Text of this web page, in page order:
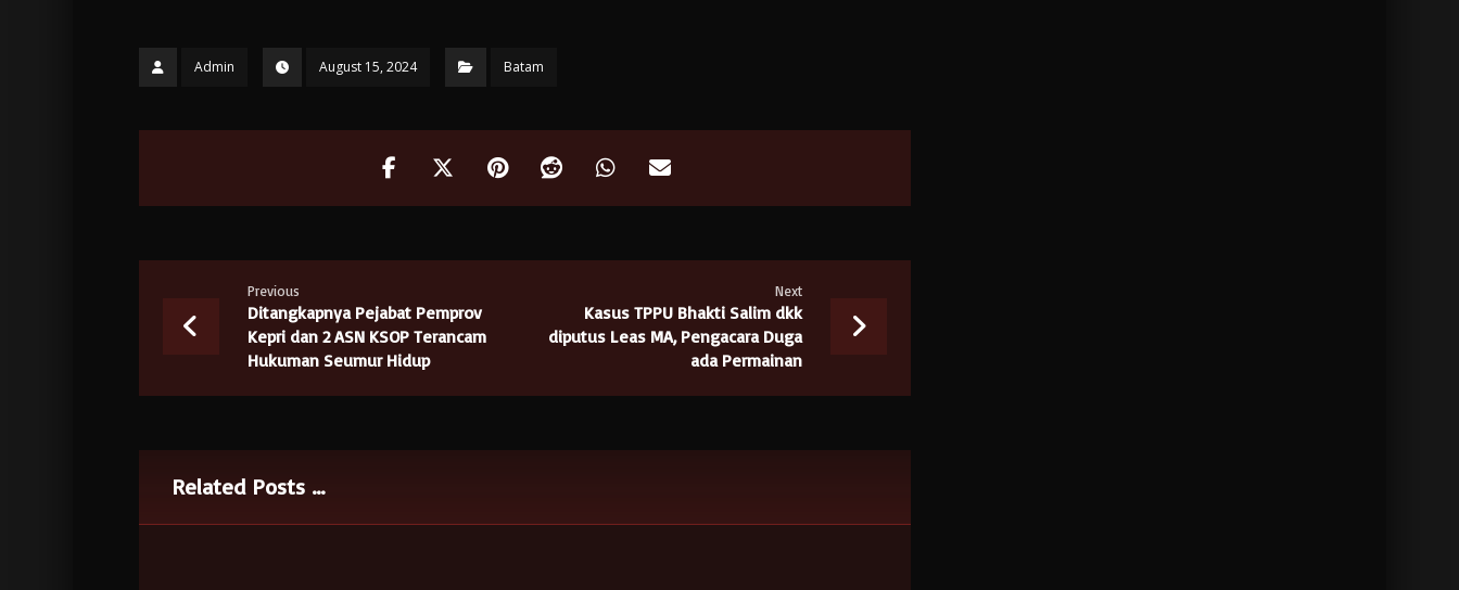
Admin August 15, 2024 Batam
Previous
Ditangkapnya Pejabat Pemprov
Kepri dan 2 ASN KSOP Terancam
Hukuman Seumur Hidup
Next
Kasus TPPU Bhakti Salim dkk
diputus Leas MA, Pengacara Duga
ada Permainan
Related Posts ...